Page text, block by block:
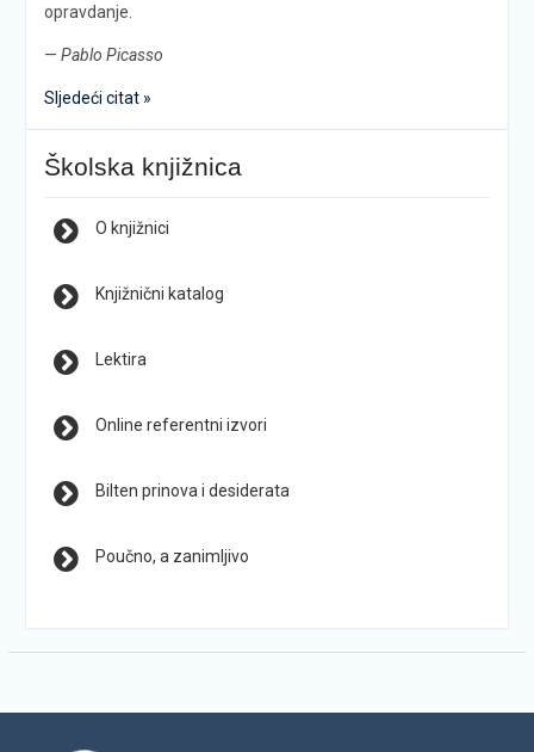
opravdanje.
— Pablo Picasso
Sljedeći citat »
Školska knjižnica
O knjižnici
Knjižnični katalog
Lektira
Online referentni izvori
Bilten prinova i desiderata
Poučno, a zanimljivo